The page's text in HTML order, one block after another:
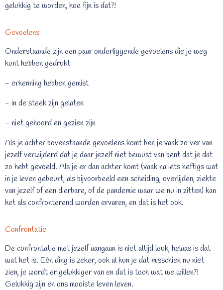
gelukkig te worden, hoe fijn is dat?!
Gevoelens
Onderstaande zijn een paar onderliggende gevoelens die je weg
kunt hebben gedrukt:
- erkenning hebben gemist
- in de steek zijn gelaten
- niet gehoord en gezien zijn
Als je achter bovenstaande gevoelens komt ben je vaak zo ver van
jezelf verwijderd dat je daar jezelf niet bewust van bent dat je dat
zo hebt gevoeld. Als je er dan achter komt (vaak na iets heftigs wat
in je leven gebeurt, als bijvoorbeeld een scheiding, overlijden, ziekte
van jezelf of een dierbare, of de pandemie waar we nu in zitten) kan
het als confronterend worden ervaren, en dat is het ook.
Confrontatie
De confrontatie met jezelf aangaan is niet altijd leuk, helaas is dat
wat het is. Eén ding is zeker, ook al kun je dat misschien nu niet
zien, je wordt er gelukkiger van en dat is toch wat we willen?!
Gelukkig zijn en ons mooiste leven leven.